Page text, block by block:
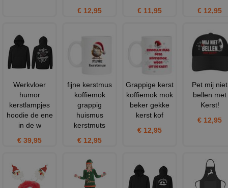
€ 12,95
€ 11,95
€ 12,95
Werkvloer
humor
kerstlampjes
hoodie de ene
in de w
€ 39,95
fijne kerstmus
koffiemok
grappig
huismus
kerstmuts
€ 12,95
Grappige kerst
koffiemok mok
beker gekke
kerst kof
€ 12,95
Pet mij niet
bellen met
Kerst!
€ 12,95